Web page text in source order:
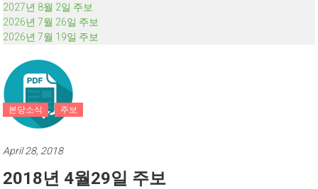
2027년 8월 2일 주보
2026년 7월 26일 주보
2026년 7월 19일 주보
본당소식 주보
April 28, 2018
2018년 4월29일 주보